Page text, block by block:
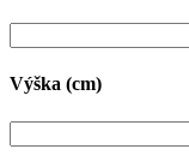
Výška (cm)